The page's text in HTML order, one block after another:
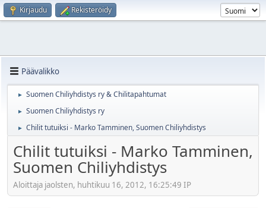
Kirjaudu Rekisteröidy
Päävalikko
► Suomen Chiliyhdistys ry & Chilitapahtumat
► Suomen Chiliyhdistys ry
► Chilit tutuiksi - Marko Tamminen, Suomen Chiliyhdistys
Chilit tutuiksi - Marko Tamminen,
Suomen Chiliyhdistys
Aloittaja jaolsten, huhtikuu 16, 2012, 16:25:49 IP